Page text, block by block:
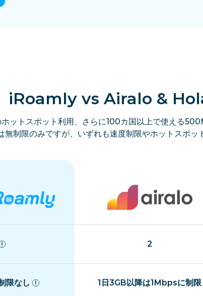
iRoamly vs Airalo &
ットスポット利用、さらに100カ国以上で使える
制限のみですが、いずれも速度制限やホットスポッ
2
限なし 1日3GB以降は1Mbpsに制限